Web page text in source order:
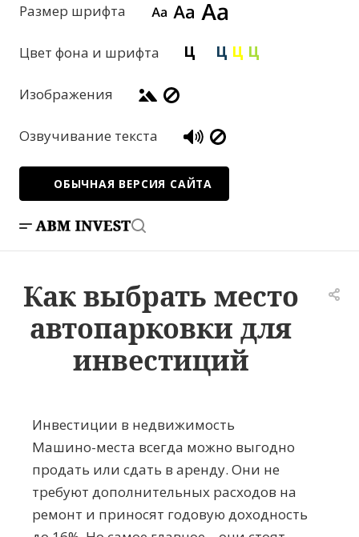
Размер шрифта
Цвет фона и шрифта
Изображения
Озвучивание текста
ОБЫЧНАЯ ВЕРСИЯ САЙТА
Как выбрать место
автопарковки для
инвестиций
Инвестиции в недвижимость
Машино-места всегда можно выгодно
продать или сдать в аренду. Они не
требуют дополнительных расходов на
ремонт и приносят годовую доходность